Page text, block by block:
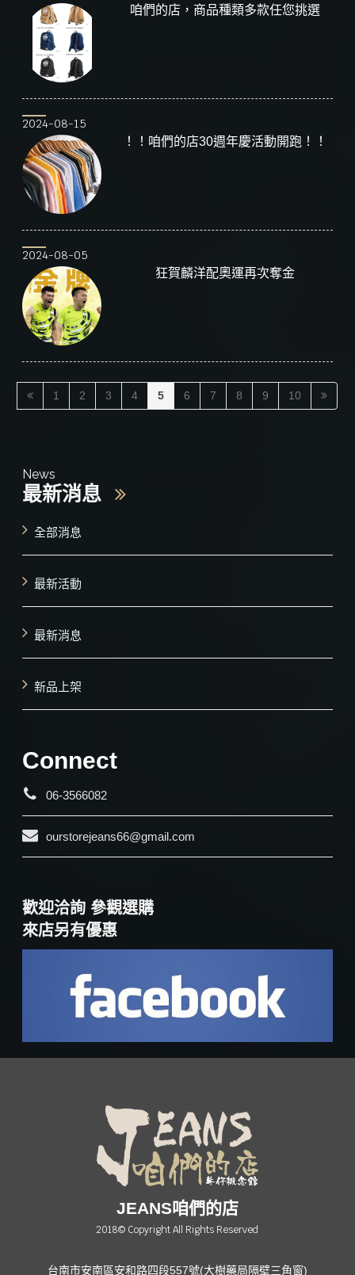
咱們的店，商品種類多款任您挑選
2024-08-15
！！咱們的店30週年慶活動開跑！！
2024-08-05
狂賀麟洋配奧運再次奪金
1 2 3 4 5 6 7 8 9 10
News
最新消息
全部消息
最新活動
最新消息
新品上架
Connect
06-3566082
ourstorejeans66@gmail.com
歡迎洽詢 參觀選購
來店另有優惠
JEANS咱們的店
2018© Copyright All Rights Reserved
台南市安南區安和路四段557號(大樹藥局隔壁三角窗)